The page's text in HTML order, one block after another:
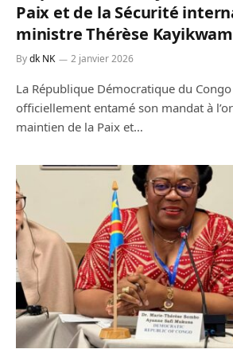
Paix et de la Sécurité
ministre Thérèse
Bydk NK 2 janvier 2026
La République Démocratique du Congo
officiellement entamé son mandat à
maintien de la Paix et…